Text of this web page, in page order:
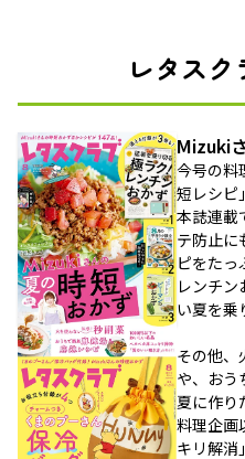
レタス
Mizuki
今号の料
短レシピ
本誌連載
テ防止に
ピをたっ
レンチ
い夏を乗
その他、
や、おう
夏に作り
料理企画
キリ解消